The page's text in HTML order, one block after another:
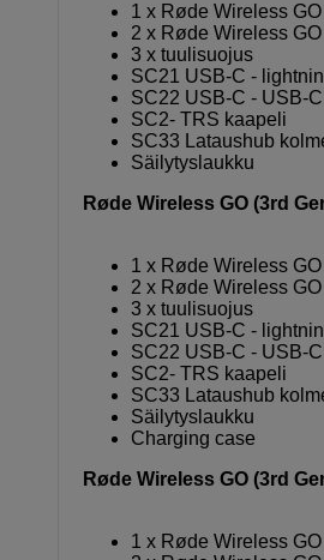
1 x Røde Wireless
2 x Røde Wireless
3 x tuulisuojus
SC21 USB-C -
SC22 USB-C - USB-
SC2- TRS kaapeli
SC33 Lataushub
Säilytyslaukku
Røde Wireless GO (3rd
1 x Røde Wireless
2 x Røde Wireless
3 x tuulisuojus
SC21 USB-C -
SC22 USB-C - USB-
SC2- TRS kaapeli
SC33 Lataushub
Säilytyslaukku
Charging case
Røde Wireless GO (3rd
1 x Røde Wireless